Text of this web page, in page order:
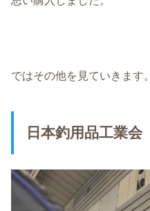
ではその他を見ていきます。
日本釣用品工業会